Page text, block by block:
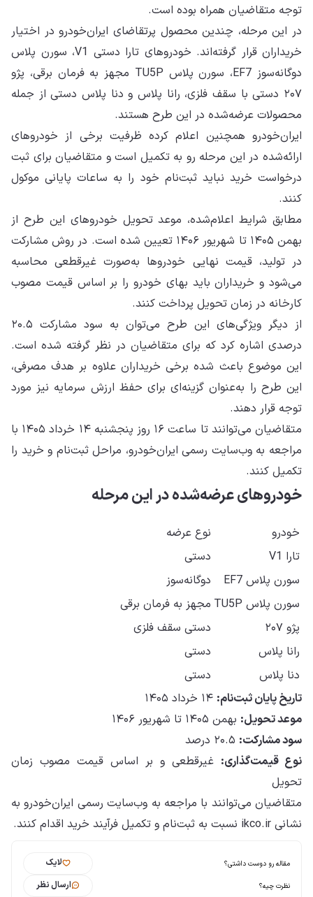
توجه متقاضیان همراه بوده است.
در این مرحله، چندین محصول پرتقاضای ایران‌خودرو در اختیار
خریداران قرار گرفته‌اند. خودروهای تارا دستی V1، سورن پلاس
دوگانه‌سوز EF7، سورن پلاس TU5P مجهز به فرمان برقی، پژو
۲۰۷ دستی با سقف فلزی، رانا پلاس و دنا پلاس دستی از جمله
محصولات عرضه‌شده در این طرح هستند.
ایران‌خودرو همچنین اعلام کرده ظرفیت برخی از خودروهای
ارائه‌شده در این مرحله رو به تکمیل است و متقاضیان برای ثبت
درخواست خرید نباید ثبت‌نام خود را به ساعات پایانی موکول
کنند.
مطابق شرایط اعلام‌شده، موعد تحویل خودروهای این طرح از
بهمن ۱۴۰۵ تا شهریور ۱۴۰۶ تعیین شده است. در روش مشارکت
در تولید، قیمت نهایی خودروها به‌صورت غیرقطعی محاسبه
می‌شود و خریداران باید بهای خودرو را بر اساس قیمت مصوب
کارخانه در زمان تحویل پرداخت کنند.
از دیگر ویژگی‌های این طرح می‌توان به سود مشارکت ۲۰.۵
درصدی اشاره کرد که برای متقاضیان در نظر گرفته شده است.
این موضوع باعث شده برخی خریداران علاوه بر هدف مصرفی،
این طرح را به‌عنوان گزینه‌ای برای حفظ ارزش سرمایه نیز مورد
توجه قرار دهند.
متقاضیان می‌توانند تا ساعت ۱۶ روز پنجشنبه ۱۴ خرداد ۱۴۰۵ با
مراجعه به وب‌سایت رسمی ایران‌خودرو، مراحل ثبت‌نام و خرید را
تکمیل کنند.
خودروهای عرضه‌شده در این مرحله
خودرو
نوع عرضه
تارا V1
دستی
سورن پلاس EF7
دوگانه‌سوز
سورن پلاس TU5P
مجهز به فرمان برقی
پژو ۲۰۷
دستی سقف فلزی
رانا پلاس
دستی
دنا پلاس
دستی
تاریخ پایان ثبت‌نام:
موعد تحویل: بهمن ۱۴۰۵ تا شهریور ۱۴۰۶
سود مشارکت:
نوع قیمت‌گذاری: غیرقطعی و بر اساس قیمت مصوب زمان
تحویل
متقاضیان می‌توانند با مراجعه به وب‌سایت رسمی ایران‌خودرو به
نشانی ikco.ir نسبت به ثبت‌نام و تکمیل فرآیند خرید اقدام کنند.
مقاله رو دوست داشتی؟ لایک
نظرت چیه؟ ارسال نظر